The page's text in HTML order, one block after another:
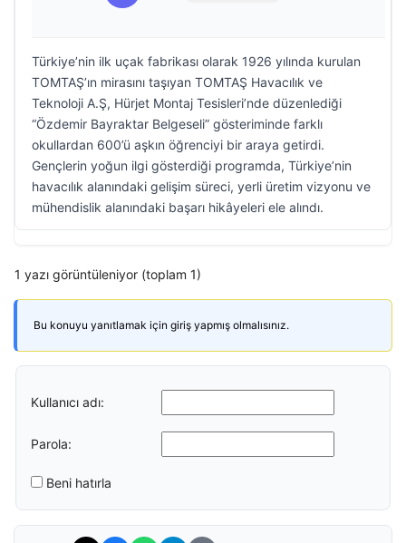
Türkiye’nin ilk uçak fabrikası olarak 1926 yılında kurulan
TOMTAŞ’ın mirasını taşıyan TOMTAŞ Havacılık ve
Teknoloji A.Ş, Hürjet Montaj Tesisleri’nde düzenlediği
“Özdemir Bayraktar Belgeseli” gösteriminde farklı
okullardan 600’ü aşkın öğrenciyi bir araya getirdi.
Gençlerin yoğun ilgi gösterdiği programda, Türkiye’nin
havacılık alanındaki gelişim süreci, yerli üretim vizyonu ve
mühendislik alanındaki başarı hikâyeleri ele alındı.
1 yazı görüntüleniyor (toplam 1)
Bu konuyu yanıtlamak için giriş yapmış olmalısınız.
Kullanıcı adı:
Parola:
Beni hatırla